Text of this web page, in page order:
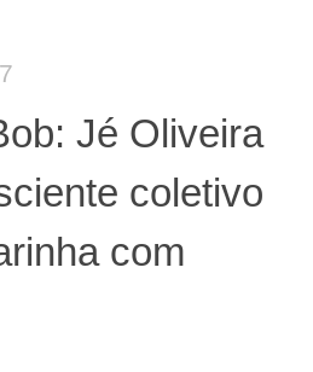
Jé Oliveira
coletivo
com